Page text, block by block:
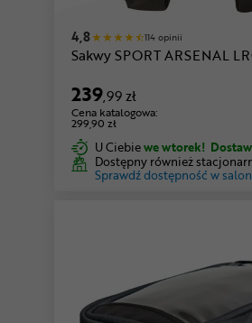
4,8 114 opinii
Sakwy SPORT ARSENAL
239,99 zł
Cena katalogowa:
299,90 zł
U Ciebiewe wtorek!
Dostępny również
Sprawdź dostępność w